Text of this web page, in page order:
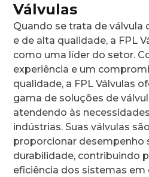
Válvulas
Quando se trata de válvula
e de alta qualidade, a FPL
como uma líder do setor.
experiência e um
qualidade, a FPL Válvulas
gama de soluções de
atendendo às
indústrias. Suas válvulas
proporcionar desempenho
durabilidade, contribuindo
eficiência dos sistemas em